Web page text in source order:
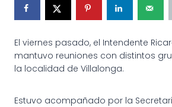
El viernes pasado, el Intendente
mantuvo reuniones con distintos
la localidad de Villalonga.
Estuvo acompañado por la